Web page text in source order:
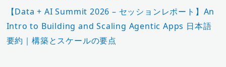
【Data + AI Summit 2026 – セッションレポート】An
Intro to Building and Scaling Agentic Apps 日本語
要約｜構築とスケールの要点